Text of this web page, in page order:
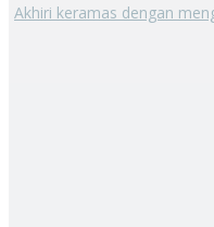
Akhiri keramas dengan